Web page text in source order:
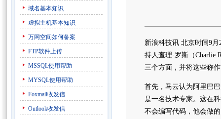
域名基本知识
虚拟主机基本知识
万网空间如何备案
FTP软件上传
MSSQL使用帮助
MYSQL使用帮助
Foxmail收发信
Outlook收发信
新浪科技讯 北京时间9
持人查理·罗斯（Charlie
三个方面，并将这些称
首先，马云认为阿里巴
是一名技术专家。这在
不会编写代码，他会做